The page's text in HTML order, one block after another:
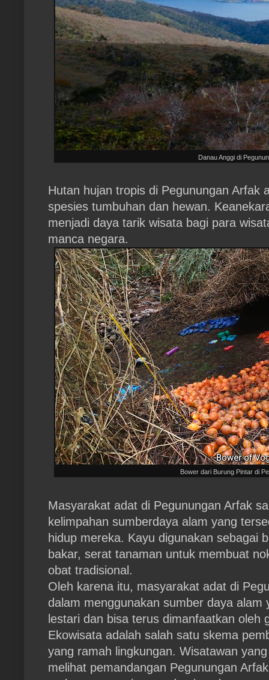
Danau Anggi di
Hutan hujan tropis di Pegunungan Arfak
spesies tumbuhan dan hewan.
menjadi daya tarik wisata bagi para
manca negara.
Bower dari Burung Pintar di
Masyarakat adat di Pegunungan Arfak
kelimpahan sumberdaya alam yang
hidup mereka. Kayu digunakan sebagai
bakar, serat tanaman untuk membuat
obat tradisional.
Oleh karena itu, masyarakat adat di
dalam menggunakan sumber daya
lestari dan bisa terus dimanfaatkan
Ekowisata adalah salah satu skema
yang ramah lingkungan. Wisatawan
melihat pemandangan Pegunungan